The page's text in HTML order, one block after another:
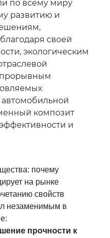
по всему миру
развитию и
своей
экологическим
прорывным
композит
и
почему
на рынке
свойств
незаменимым в
прочности к